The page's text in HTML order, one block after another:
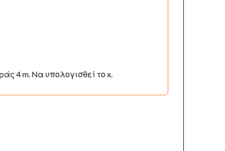
4 m. Nα υπολογισθεί το x.